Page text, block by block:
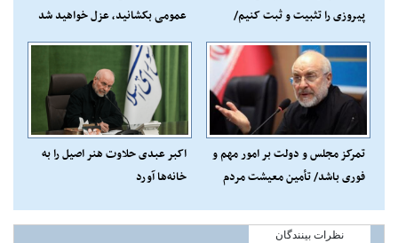
پیروزی را تثبیت و ثبت کنیم/
شرط ایران قوی وحدت حول محور
ولایت است+فیلم
عمومی بکشانید، عزل خواهید شد
تمرکز مجلس و دولت بر امور مهم و
فوری باشد/ تأمین معیشت مردم
اکبر عبدی حلاوت هنر اصیل را به
خانه‌ها آورد
نظرات بینندگان